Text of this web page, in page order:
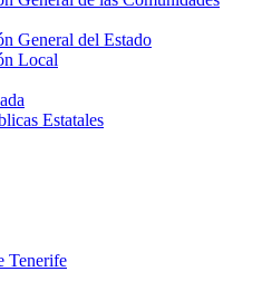
General del Estado
Local
Estatales
Tenerife